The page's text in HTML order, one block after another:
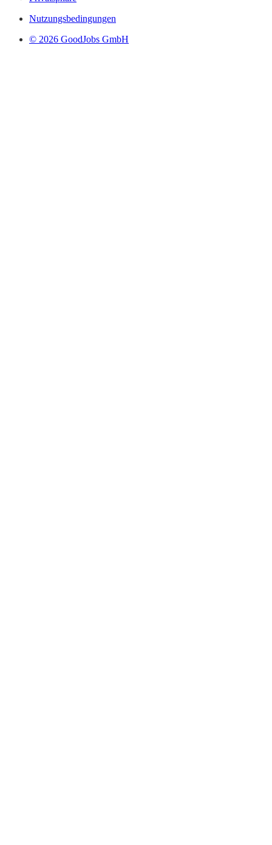
Nutzungsbedingungen
© 2026 GoodJobs GmbH